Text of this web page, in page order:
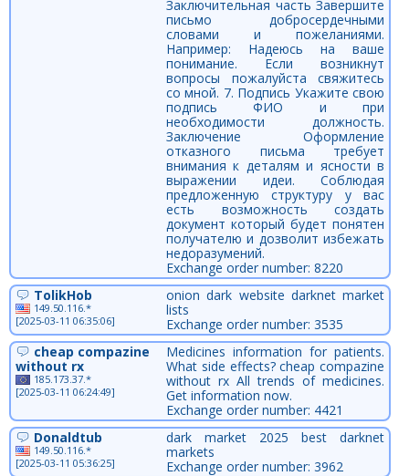
Заключительная часть Завершите
письмо добросердечными
словами и пожеланиями.
Например: Надеюсь на ваше
понимание. Если возникнут
вопросы пожалуйста свяжитесь
со мной. 7. Подпись Укажите свою
подпись ФИО и при
необходимости должность.
Заключение Оформление
отказного письма требует
внимания к деталям и ясности в
выражении идеи. Соблюдая
предложенную структуру у вас
есть возможность создать
документ который будет понятен
получателю и дозволит избежать
недоразумений.
Exchange order number: 8220
TolikHob
149.50.116.*
[2025-03-11 06:35:06]
onion dark website darknet market
lists
Exchange order number: 3535
cheap compazine
without rx
185.173.37.*
[2025-03-11 06:24:49]
Medicines information for patients.
What side effects? cheap compazine
without rx All trends of medicines.
Get information now.
Exchange order number: 4421
Donaldtub
149.50.116.*
[2025-03-11 05:36:25]
dark market 2025 best darknet
markets
Exchange order number: 3962